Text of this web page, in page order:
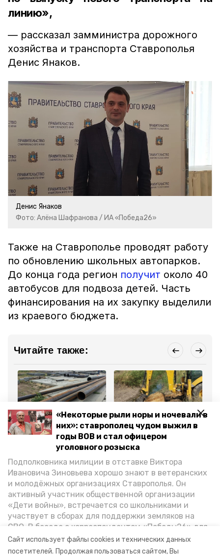
Сайт использует файлы cookies и технических данных
посетителей. Продолжая пользоваться сайтом, Вы
«Некоторые рыли норы и ночевали в
них»: ставрополец чудом выжил в
годы ВОВ и стал офицером
уголовного розыска
Подполковника милиции в отставке Виктора
Ивановича Зиновьева хорошо знают в ветеранских
и молодёжных организациях Ставрополья. Он
активный участник общественной организации
«Дети войны», встречается со школьниками и
участвует в сборах для поддержки земляков на
СВО. В беседе с корреспондентом «Победы26» для
спецпроекта «Дети Великой Отечественной»
ветеран рассказал о зверствах оккупантов в годы
линию»,
— рассказал замминистра дорожного
хозяйства и транспорта Ставрополья
Денис Янаков.
Денис Янаков
Фото: Алёна Шафранова / ИА «Победа26»
Также на Ставрополье проводят работу
по обновлению школьных автопарков.
До конца года регион получит около 40
автобусов для подвоза детей. Часть
финансирования на их закупку выделили
из краевого бюджета.
Читайте также:
Общество
21 августа 2024, 13:57
Подающие водоводы
ремонтируют в
Общество
8 августа 2024, 13:46
Сброшенные в канал
Петровского округа
содействии
минприроды
Ставрополья
Все новости
общественный транспорт миндор ск